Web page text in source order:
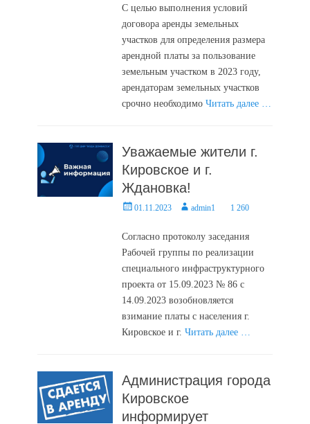
С целью выполнения условий
договора аренды земельных
участков для определения размера
арендной платы за пользование
земельным участком в 2023 году,
арендаторам земельных участков
срочно необходимоЧитать далее …
Уважаемые жители г.
Кировское и г.
Ждановка!
Posted01.11.2023 Authoradmin1 1 260
Согласно протоколу заседания
Рабочей группы по реализации
специального инфраструктурного
проекта от 15.09.2023 № 86 с
14.09.2023 возобновляется
взимание платы с населения г.
Кировское и г.Читать далее …
Администрация города
Кировское
информирует